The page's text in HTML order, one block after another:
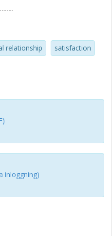
variables, with the
the relationship is
level of trust and
close relationship and
key variables for the
also indicate that it is
level even when the
are lacking.
relationship satisfaction
inloggning)